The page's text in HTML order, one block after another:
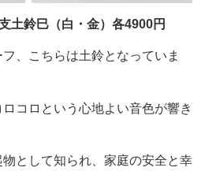
土鈴巳（白・金）各4900円
、こちらは土鈴となっていま
コロという心地よい音色が響き
として知られ、家庭の安全と幸